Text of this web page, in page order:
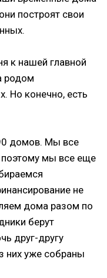
построят свои
к нашей главной
родом
Но конечно, есть
домов. Мы все
мы все еще
не
дома разом по
берут
друг-другу
них уже собраны